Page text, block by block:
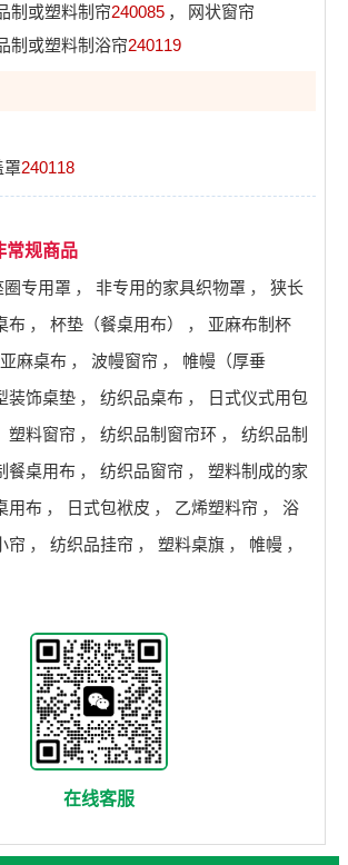
制或塑料制帘240085 ，
网状窗帘
制或塑料制浴帘240119
罩240118
常规商品
专用罩 ， 非专用的家具织物罩 ，
狭长
布 ， 杯垫（餐桌用布） ，
亚麻布制杯
亚麻桌布 ， 波幔窗帘 ，
帷幔（厚垂
装饰桌垫 ， 纺织品桌布 ，
日式仪式用包
塑料窗帘 ， 纺织品制窗帘环 ，
纺织品制
餐桌用布 ， 纺织品窗帘 ，
塑料制成的家
用布 ， 日式包袱皮 ， 乙烯塑料帘 ，
浴
帘 ， 纺织品挂帘 ， 塑料桌旗 ， 帷幔 ，
在线客服